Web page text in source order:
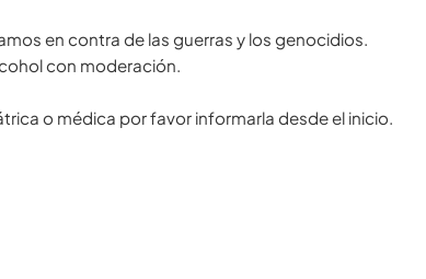
en contra de las guerras y los genocidios.
con moderación.
o médica por favor informarla desde el inicio.